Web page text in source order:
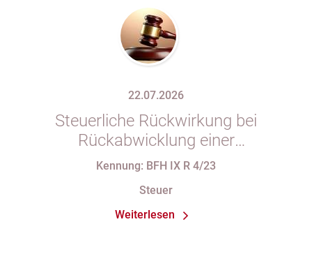
22.07.2026
Steuerliche Rückwirkung bei
Rückabwicklung einer
Anteilsübertragung wegen Wegfalls
Kennung: BFH IX R 4/23
Steuer
Weiterlesen